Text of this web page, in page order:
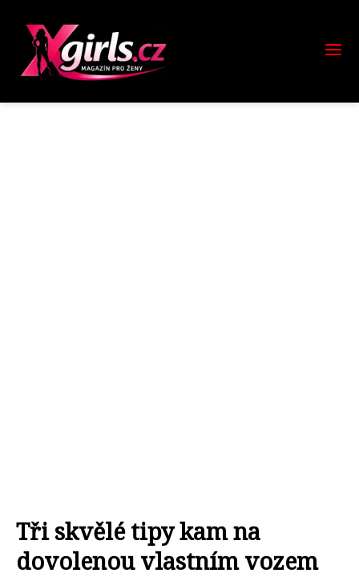
Tři skvělé tipy kam na
dovolenou vlastním vozem